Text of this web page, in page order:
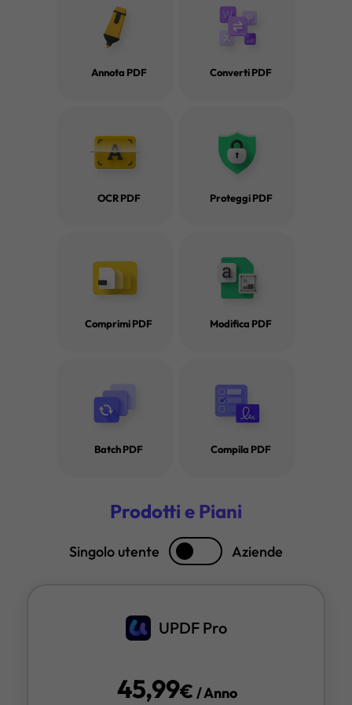
6 modi su come aprire PDF
Leggere i PDF con
ovunque diventa
· Come utilizzare lo scorrimento automatico PDF? (3 modi
· Invertire i colori di un PDF online e offline
· Le 5 migliori app per aprire rapidamente i PDF
· Leggere il PDF ad alta voce con 4 modi comprovati
· I 10 migliori siti web per leggere libri online gratuitamente
Annota PDF Converti PDF
OCR PDF Proteggi PDF
Comprimi PDF Modifica PDF
Batch PDF Compila PDF
Prodotti e Piani
Singolo utente Aziende
UPDF Pro
45,99€ / Anno